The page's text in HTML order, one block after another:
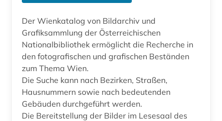
Der Wienkatalog von Bildarchiv und
Grafiksammlung der Österreichischen
Nationalbibliothek ermöglicht die Recherche in
den fotografischen und grafischen Beständen
zum Thema Wien.
Die Suche kann nach Bezirken, Straßen,
Hausnummern sowie nach bedeutenden
Gebäuden durchgeführt werden.
Die Bereitstellung der Bilder im Lesesaal des